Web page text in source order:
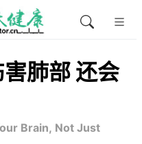
肺部 还会
Brain, Not Just